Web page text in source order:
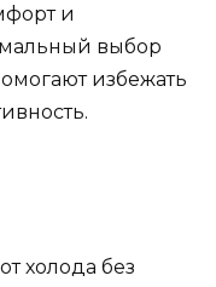
и
выбор
избежать
холода без